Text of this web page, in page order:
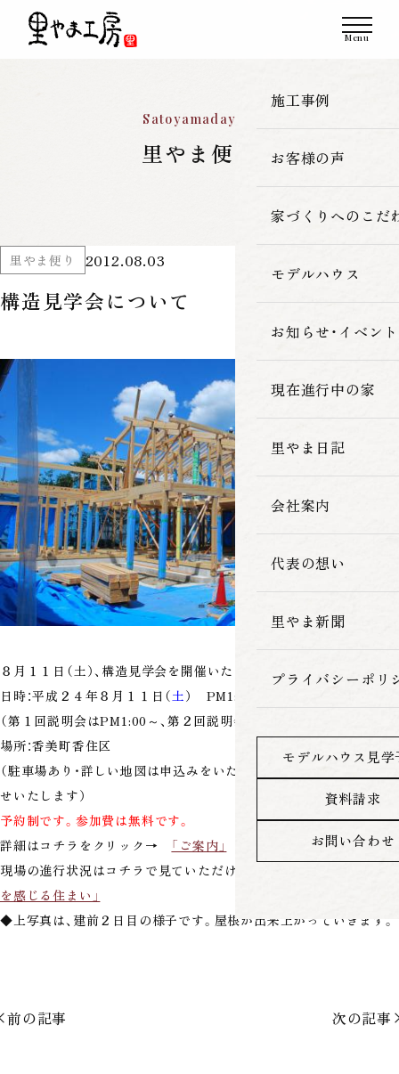
施工事例
一覧
新築
改築・リフォーム
お客様の声
家づくりへのこだ
里やま工房の家
素材へのこだわ
暮らしの性能
モデルハウス
お知らせ・イベント
現在進行中の家
里やま日記
会社案内
代表の想い
里やま新聞
プライバシーポリ
モデルハウス見学
資料請求
お問い合わせ
Satoyamadayori
里やま便り
里やま便り 2012.08.03
構造見学会について
８月１１日（土）、構造見学会を開催いたします。
日時：平成２４年８月１１日（土） PM1:00～PM4:00
（第１回説明会はPM1:00～、第２回説明会はPM2:00～）
場所：香美町香住区
（駐車場あり・詳しい地図は申込みをいただいた方にのみ後日お知ら
せいたします）
予約制です。参加費は無料です。
詳細はコチラをクリック→ 「ご案内」
現場の進行状況はコチラで見ていただけます→
を感じる住まい」
◆上写真は、建前２日目の様子です。屋根が出来上がっていきます。
前の記事 次の記事